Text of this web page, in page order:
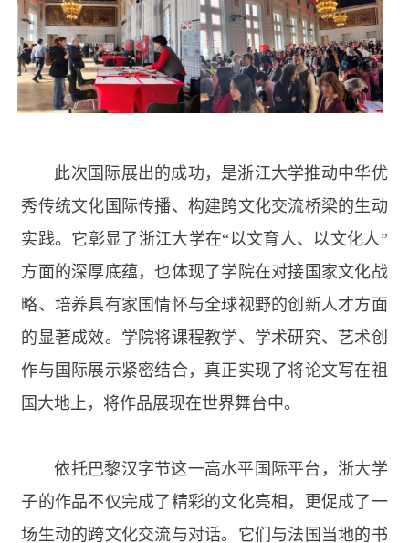
此次国际展出的成功，是浙江大学推动中华优
秀传统文化国际传播、构建跨文化交流桥梁的生动
实践。它彰显了浙江大学在“以文育人、以文化人”
方面的深厚底蕴，也体现了学院在对接国家文化战
略、培养具有家国情怀与全球视野的创新人才方面
的显著成效。学院将课程教学、学术研究、艺术创
作与国际展示紧密结合，真正实现了将论文写在祖
国大地上，将作品展现在世界舞台中。
依托巴黎汉字节这一高水平国际平台，浙大学
子的作品不仅完成了精彩的文化亮相，更促成了一
场生动的跨文化交流与对话。它们与法国当地的书